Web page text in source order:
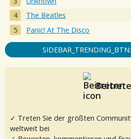
The Beatles
Panic! At The Disco
✓ Treten Sie der größten
weltweit bei